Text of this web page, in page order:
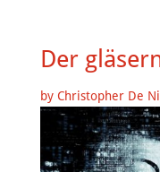
Der
by Christopher De